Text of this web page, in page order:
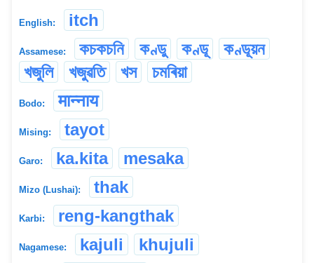
English: itch
Assamese: কচকচনি কণ্ডু কণ্ডূ
কণ্ডূয়ন
খজুলি
খজুৱতি খস চমৰিয়া
Bodo: मान्नाय
Mising: tayot
Garo: ka.kita mesaka
Mizo (Lushai): thak
Karbi: reng-kangthak
Nagamese: kajuli khujuli